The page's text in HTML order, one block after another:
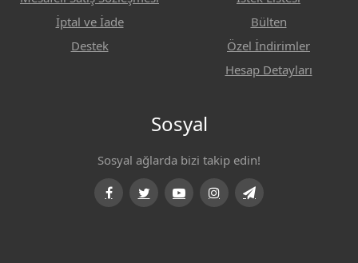
İptal ve İade
Destek
Bülten
Özel İndirimler
Hesap Detayları
Sosyal
Sosyal ağlarda bizi takip edin!
FacebookTwitterYoutubeInstagramTelegram